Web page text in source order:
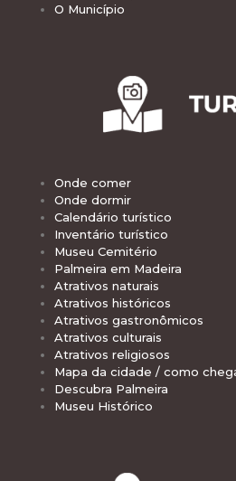
O Município
Onde comer
Onde dormir
Calendário turístico
Inventário turístico
Museu Cemitério
Palmeira em Madeira
Atrativos naturais
Atrativos históricos
Atrativos gastronômicos
Atrativos culturais
Atrativos religiosos
Mapa da cidade / como
Descubra Palmeira
Museu Histórico